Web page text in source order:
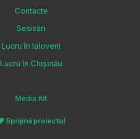
Contacte
Sesizări
Lucru în Ialoveni
Lucru în Chișinău
Media Kit
Sprijină proiectul